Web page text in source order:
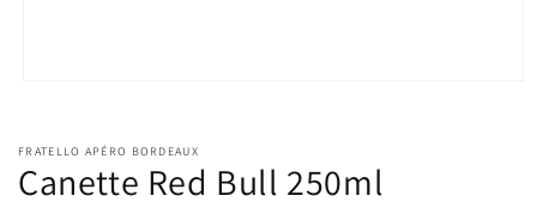
1
dans
une
fenêtre
FRATELLO APÉRO BORDEAUX
Canette Red Bull 250ml